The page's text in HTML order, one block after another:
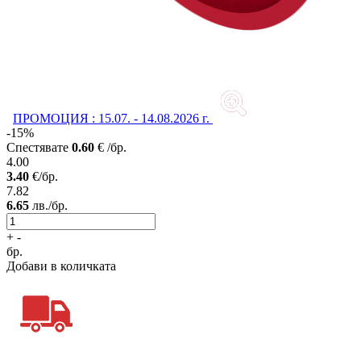
ПРОМОЦИЯ : 15.07. - 14.08.2026 г.
-15%
Спестявате 0.60 € /бр.
4.00
3.40 €/бр.
7.82
6.65 лв./бр.
+ -
бр.
Добави в количката